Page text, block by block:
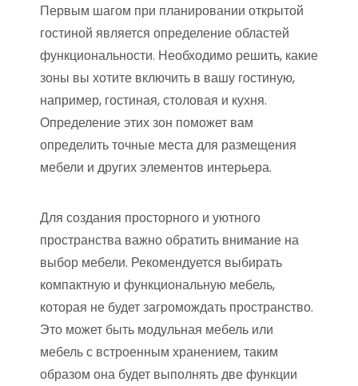
Первым шагом при планировании открытой
гостиной является определение областей
функциональности. Необходимо решить, какие
зоны вы хотите включить в вашу гостиную,
например, гостиная, столовая и кухня.
Определение этих зон поможет вам
определить точные места для размещения
мебели и других элементов интерьера.
Для создания просторного и уютного
пространства важно обратить внимание на
выбор мебели. Рекомендуется выбирать
компактную и функциональную мебель,
которая не будет загромождать пространство.
Это может быть модульная мебель или
мебель с встроенным хранением, таким
образом она будет выполнять две функции